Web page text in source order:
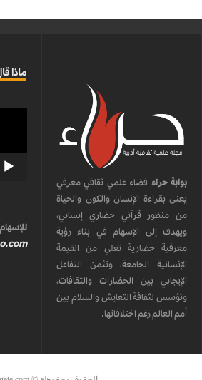
بوابة حراء فضاء علمي ثقافي معرفي
يعنى بقراءة الإنسان والكون والحياة
من منظور قرآني حضاري إنساني،
ويهدف إلى الإسهام في بناء رؤية
معرفية حضارية تعلي من القيمة
الإنسانية الجامعة، وتثمن التفاعل
الإيجابي بين الحضارات والثقافات،
وتؤسس لثقافة التعايش والسلام بين
أمم العالم رغم اختلافاتها.
ماذا
للإسهام